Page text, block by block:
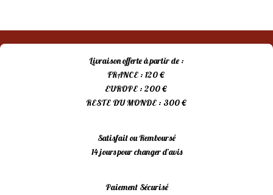
Livraison offerte à partir de :
FRANCE : 120 €
EUROPE : 200 €
RESTE DU MONDE : 300 €
Satisfait ou Remboursé
14 jours pour changer d’avis
Paiement Sécurisé